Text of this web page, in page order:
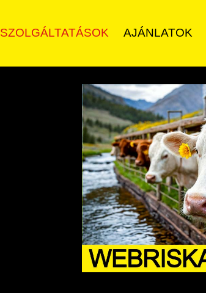
SZOLGÁLTATÁSOK AJÁNLATOK